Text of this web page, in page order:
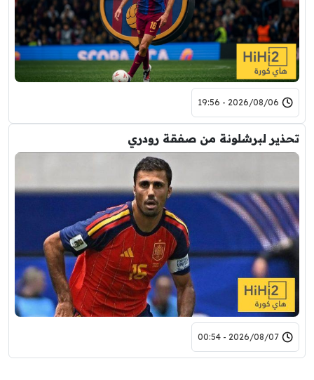
2026/08/06 - 19:56
تحذير لبرشلونة من صفقة رودري
2026/08/07 - 00:54